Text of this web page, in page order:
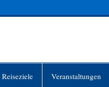
Reiseziele Veranstaltungen